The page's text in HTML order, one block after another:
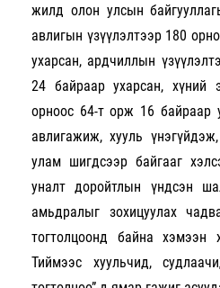
жилд олон улсын
авлигын үзүүлэлтээр 180
ухарсан, ардчиллын
24 байраар ухарсан, хүний
орноос 64-т орж 16 байраар
авлигажиж, хууль
улам шигдсээр байгааг
уналт доройтлын үндсэн
амьдралыг зохицуулах
тогтолцоонд байна
Тиймээс хуульчид,